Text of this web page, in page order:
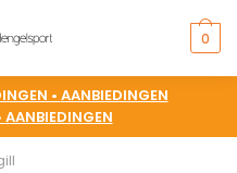
0
• AANBIEDINGEN
AANBIEDINGEN